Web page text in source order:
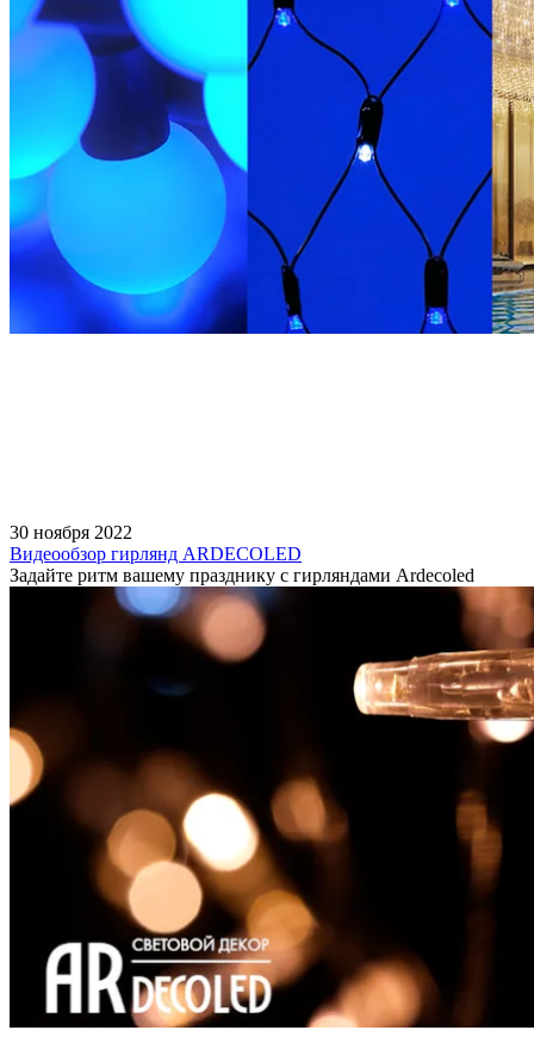
30 ноября 2022
Видеообзор гирлянд ARDECOLED
Задайте ритм вашему празднику с гирляндами Ardecoled